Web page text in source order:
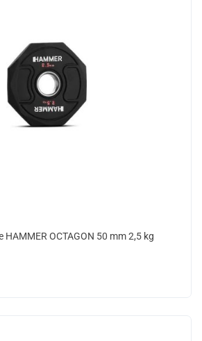
HAMMER OCTAGON 50 mm 2,5 kg